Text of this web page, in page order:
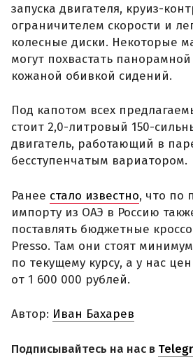
запуска двигателя, круиз-
ограничителем скорости и
колесные диски. Некоторые
могут похвастать
кожаной обивкой сидений.
Под капотом всех
стоит 2,0-литровый 150-
двигатель, работающий в
бесступенчатым вариатором.
Ранее стало известно, что по
импорту из ОАЭ в Россию
поставлять бюджетные
Presso. Там они стоят
по текущему курсу, а у нас
от 1 600 000 рублей.
Автор: Иван Бахарев
Подписывайтесь на нас в